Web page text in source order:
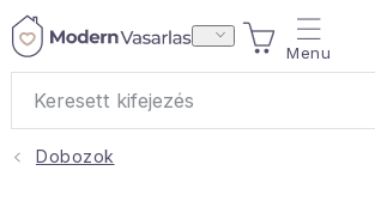
Ugrás
KOSÁR
Dobozok